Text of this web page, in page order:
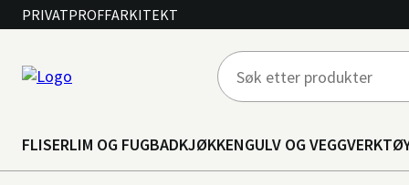
PRIVATPROFFARKITEKT
FLISERLIM OG FUGBADKJØKKENGULV OG VEGG